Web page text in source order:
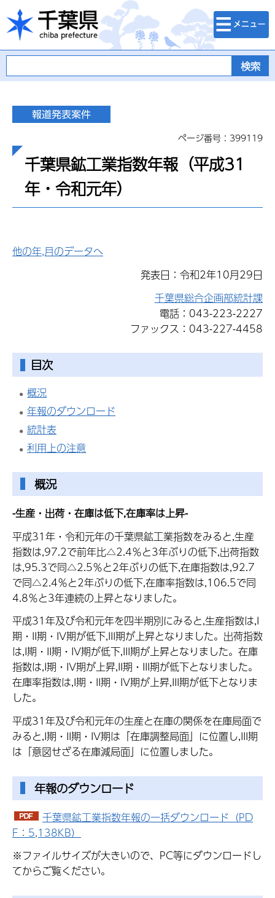
千葉県
検索・メニュ
ー
ページ番号：399119
千葉県鉱工業指数年報（平成31
年・令和元年）
他の年,月のデータへ
発表日：令和2年10月29日
千葉県総合企画部統計課
電話：043-223-2227
ファックス：043-227-4458
目次
概況
年報のダウンロード
統計表
利用上の注意
概況
-生産・出荷・在庫は低下,在庫率は上昇-
平成31年・令和元年の千葉県鉱工業指数をみると,生産
指数は,97.2で前年比△2.4％と3年ぶりの低下,出荷指数
は,95.3で同△2.5％と2年ぶりの低下,在庫指数は,92.7
で同△2.4％と2年ぶりの低下,在庫率指数は,106.5で同
4.8％と3年連続の上昇となりました。
平成31年及び令和元年を四半期別にみると,生産指数は,I
期・II期・IV期が低下,III期が上昇となりました。出荷指数
は,I期・II期・IV期が低下,III期が上昇となりました。在庫
指数は,I期・IV期が上昇,II期・III期が低下となりました。
在庫率指数は,I期・II期・IV期が上昇,III期が低下となりま
した。
平成31年及び令和元年の生産と在庫の関係を在庫局面で
みると,I期・II期・IV期は「在庫調整局面」に位置し,III期
は「意図せざる在庫減局面」に位置しました。
年報のダウンロード
千葉県鉱工業指数年報の一括ダウンロード（PD
F：5,138KB）
※ファイルサイズが大きいので、PC等にダウンロードし
てからご覧ください。